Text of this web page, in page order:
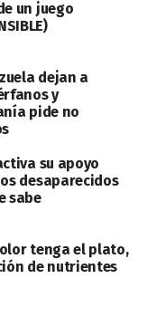
un juego
dejan a
y
pide no
su apoyo
desaparecidos
sabe
tenga el plato,
de nutrientes